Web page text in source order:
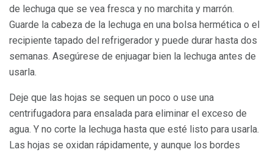
de lechuga que se vea fresca y no marchita y marrón.
Guarde la cabeza de la lechuga en una bolsa hermética o el
recipiente tapado del refrigerador y puede durar hasta dos
semanas. Asegúrese de enjuagar bien la lechuga antes de
usarla.
Deje que las hojas se sequen un poco o use una
centrifugadora para ensalada para eliminar el exceso de
agua. Y no corte la lechuga hasta que esté listo para usarla.
Las hojas se oxidan rápidamente, y aunque los bordes